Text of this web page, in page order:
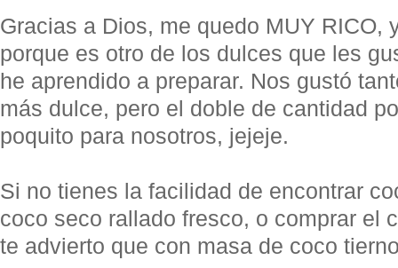
Gracias a Dios, me quedo MUY RICO,
porque es otro de los dulces que les
he aprendido a preparar. Nos gustó
más dulce, pero el doble de cantidad
poquito para nosotros, jejeje.
Si no tienes la facilidad de encontrar
coco seco rallado fresco, o comprar el
te advierto que con masa de coco